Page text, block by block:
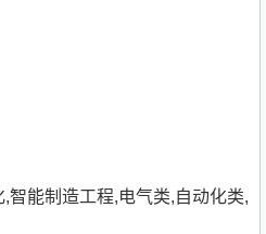
智能制造工程,电气类,自动化类,